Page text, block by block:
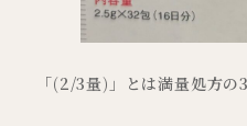
「(2/3量)」とは満量処方